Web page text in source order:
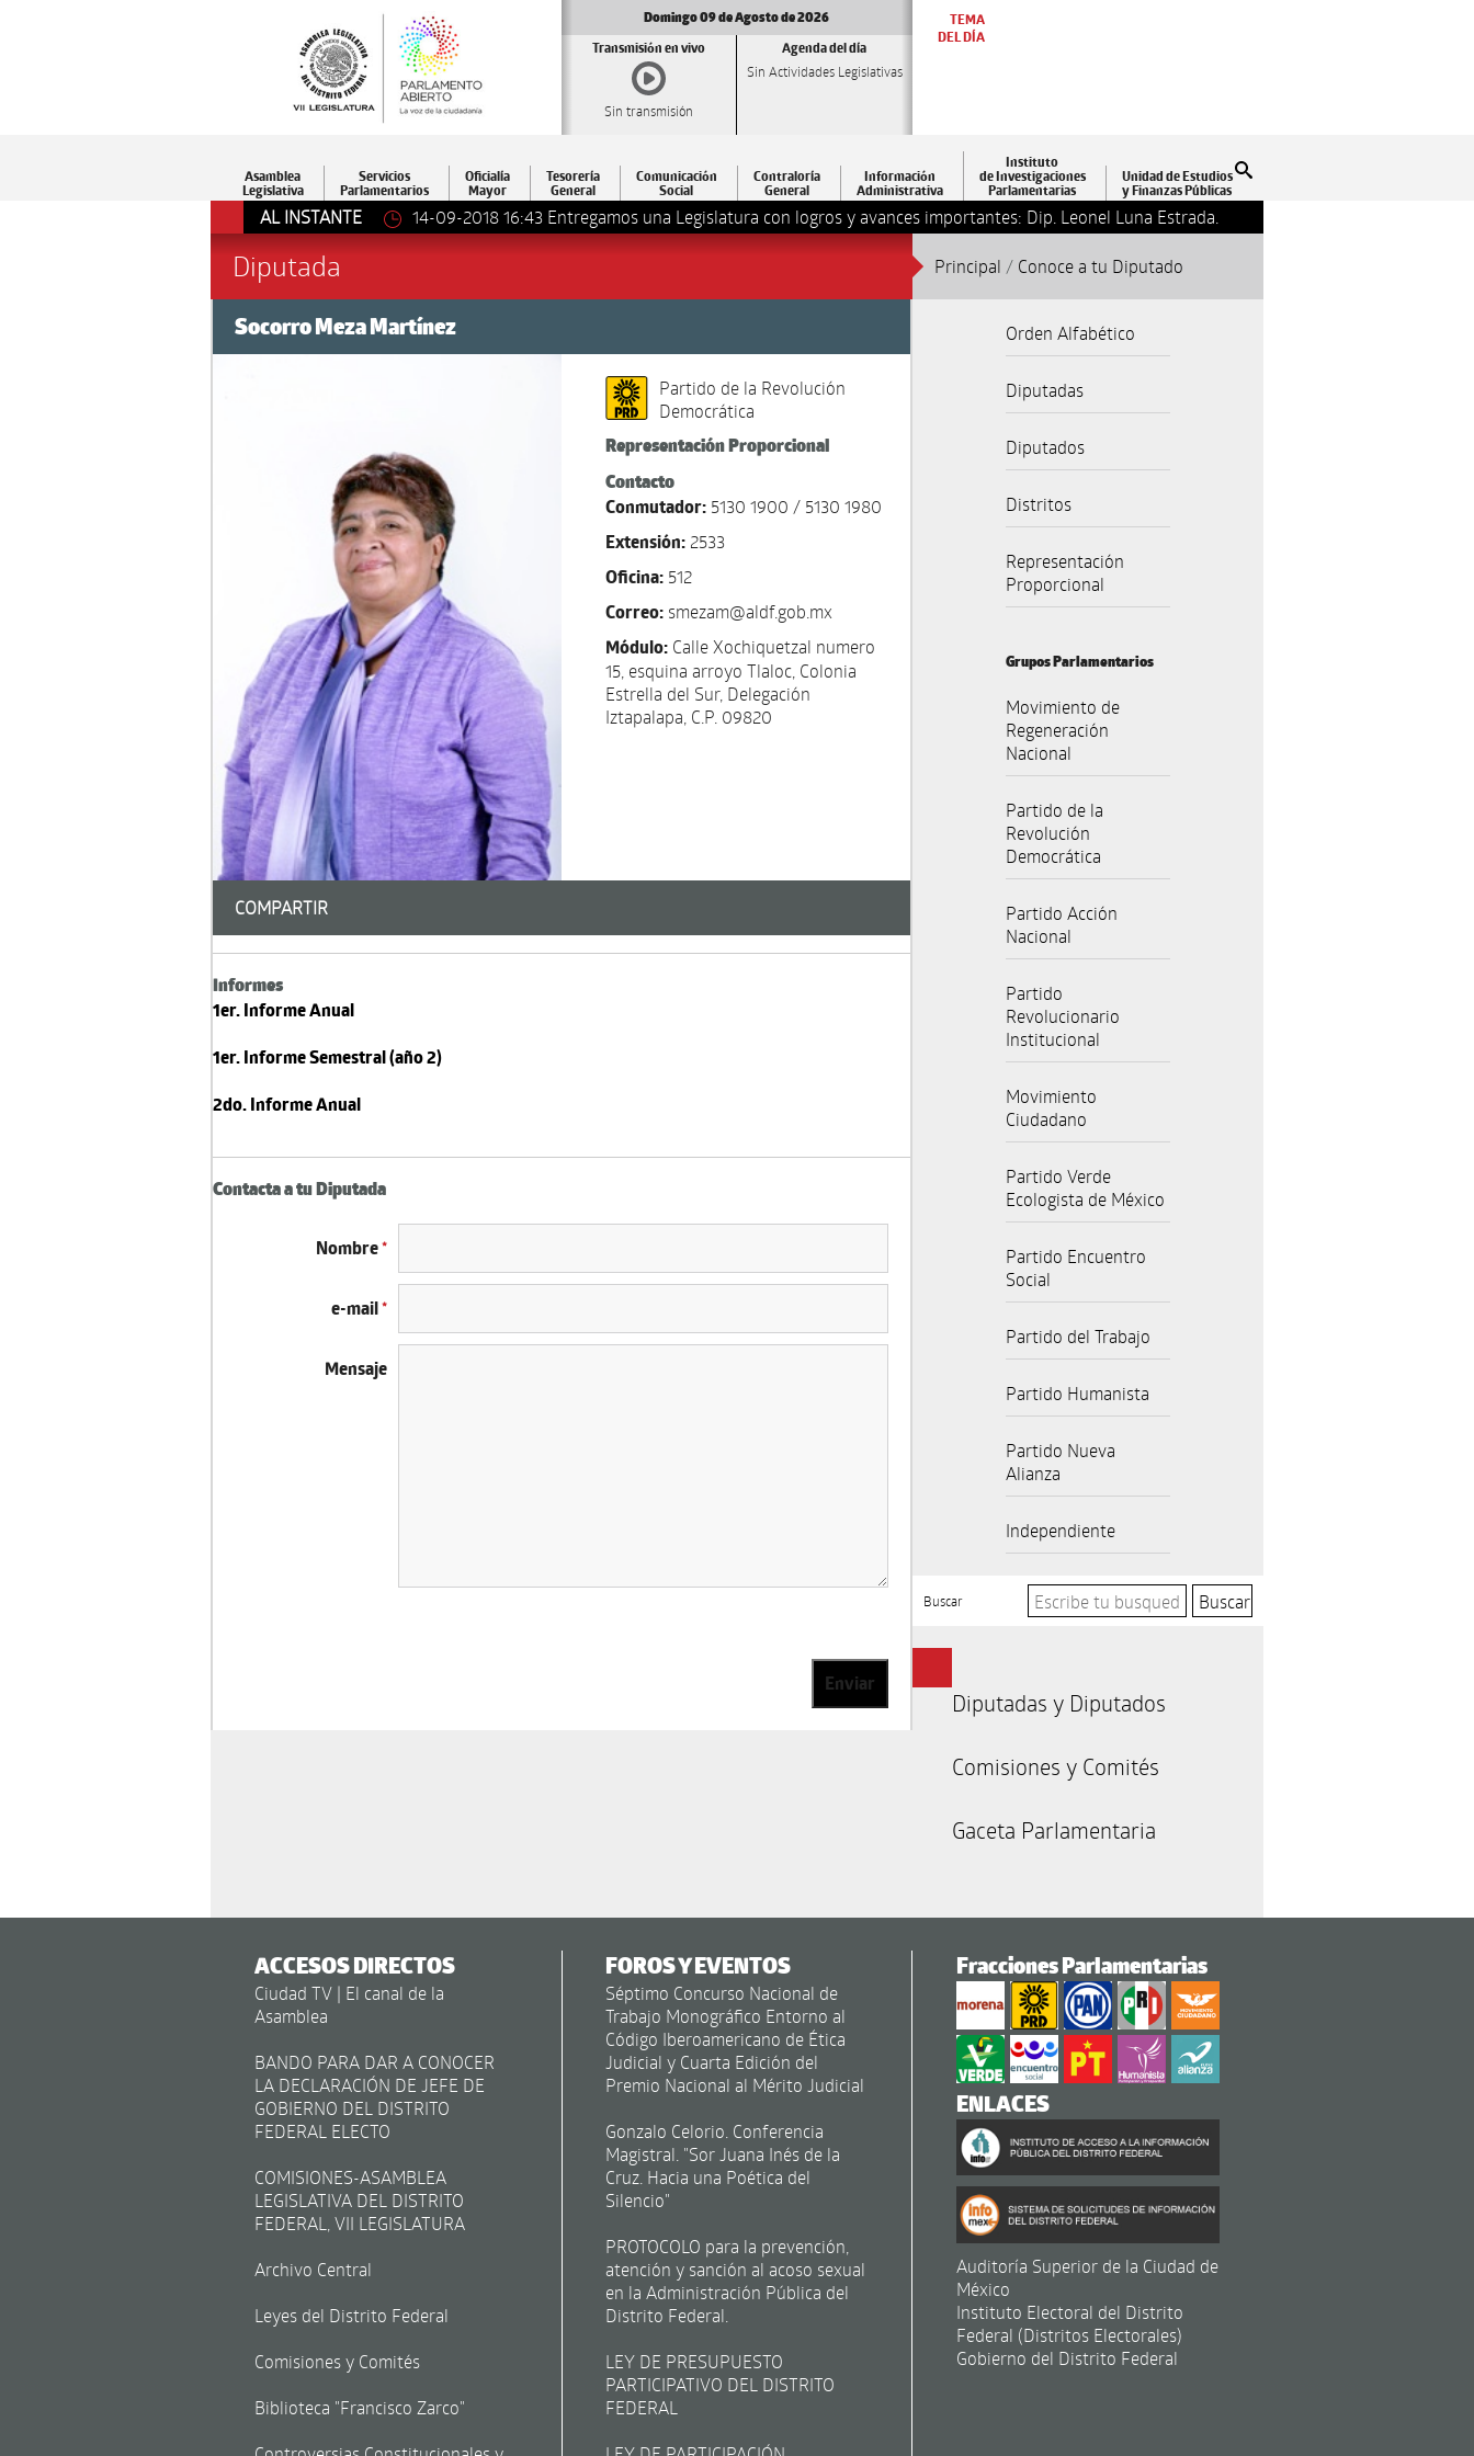
Domingo 09 de Agosto de 2026
Transmisión en vivo
Sin transmisión
Agenda del día
Sin Actividades Legislativas
TEMA
DEL DÍA
Asamblea
Legislativa
Servicios
Parlamentarios
Oficialía
Mayor
Tesorería
General
Comunicación
Social
Contraloría
General
Información
Administrativa
Instituto
de Investigaciones
Parlamentarias
Unidad de Estudios
y Finanzas Públicas
AL INSTANTE 14-09-2018 16:43 Entregamos una Legislatura con logros y avances importantes: Dip. Leonel Luna Estrada.
Diputada Principal / Conoce a tu Diputado
Socorro Meza Martínez
Partido de la Revolución
Democrática
Representación Proporcional
Contacto
Conmutador:5130 1900 / 5130 1980
Extensión:2533
Oficina:512
Correo:smezam@aldf.gob.mx
Módulo:Calle Xochiquetzal numero
15, esquina arroyo Tlaloc, Colonia
Estrella del Sur, Delegación
Iztapalapa, C.P. 09820
COMPARTIR
Informes
1er. Informe Anual
1er. Informe Semestral (año 2)
2do. Informe Anual
Contacta a tu Diputada
Nombre*
e-mail*
Mensaje
Enviar
Orden Alfabético
Diputadas
Diputados
Distritos
Representación
Proporcional
Grupos Parlamentarios
Movimiento de
Regeneración
Nacional
Partido de la
Revolución
Democrática
Partido Acción
Nacional
Partido
Revolucionario
Institucional
Movimiento
Ciudadano
Partido Verde
Ecologista de México
Partido Encuentro
Social
Partido del Trabajo
Partido Humanista
Partido Nueva
Alianza
Independiente
Buscar
Diputadas y Diputados
Comisiones y Comités
Gaceta Parlamentaria
ACCESOS DIRECTOS
Ciudad TV | El canal de la
Asamblea
BANDO PARA DAR A CONOCER
LA DECLARACIÓN DE JEFE DE
GOBIERNO DEL DISTRITO
FEDERAL ELECTO
COMISIONES-ASAMBLEA
LEGISLATIVA DEL DISTRITO
FEDERAL, VII LEGISLATURA
Archivo Central
Leyes del Distrito Federal
Comisiones y Comités
Biblioteca "Francisco Zarco"
FOROS Y EVENTOS
Séptimo Concurso Nacional de
Trabajo Monográfico Entorno al
Código Iberoamericano de Ética
Judicial y Cuarta Edición del
Premio Nacional al Mérito Judicial
Gonzalo Celorio. Conferencia
Magistral. "Sor Juana Inés de la
Cruz. Hacia una Poética del
Silencio"
PROTOCOLO para la prevención,
atención y sanción al acoso sexual
en la Administración Pública del
Distrito Federal.
LEY DE PRESUPUESTO
PARTICIPATIVO DEL DISTRITO
FEDERAL
Fracciones Parlamentarias
ENLACES
Auditoría Superior de la Ciudad de
México
Instituto Electoral del Distrito
Federal (Distritos Electorales)
Gobierno del Distrito Federal